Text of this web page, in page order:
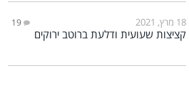
18 מרץ, 2021 19
קציצות שעועית ודלעת ברוטב ירוקים